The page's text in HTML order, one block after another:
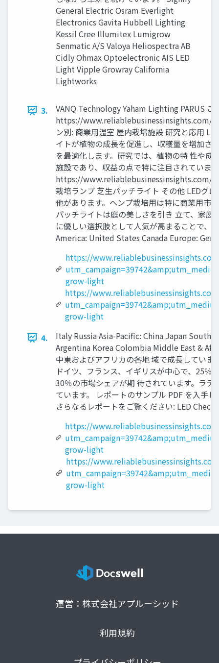
General Electric Osram Everlight
Electronics Gavita Hubbell Lighting
Kessil Cree Illumitex Lumigrow
Senmatic A/S Valoya Heliospectra AB
Cidly Ohmax Optoelectronic AIS LED
Light Vipple Growray California
Lightworks
3.
VANQ Technology Yaham Lighting PARUS
https://www.reliablebusinessinsights.com/
ン別: 商業用温室 屋内栽培施設 研究と応用
イトが植物の成長を促進し、収穫量を増加さ
を最適化します。研究では、植物の特 性や
施設であり、収益の点で特に注目されていま
https://www.reliablebusinessinsights.com/
栽培ランプ 芝生パッチライト その他 LEDグ
他があります。ヘンプ栽培用は特に商業用市
パッチライトは庭の美しさを引き 立て、家
に優しい選択肢として人気が高まることで、
America: United States Canada Europe:
https://
grow-light
https://
grow-light
4.
Italy Russia Asia-Pacific: China Japan South
Argentina Korea Colombia Middle East &
中東およびアフリカの各地 域で成長してい
ドイツ、フランス、イギリスが中心で、25
30％の市場シェアが期 待されています。ラ
ています。 レポートのサンプル PDF を入
さらなるレポートをご覧ください: LED
https://
grow-light
https://
grow-light
運営：株式会社アプルーシッド
利用規約